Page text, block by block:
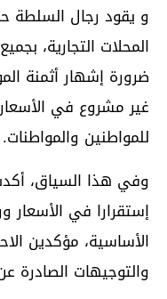
و يقود رجال
المحلات التجارية،
ضرورة إشهار أثمنة
غير مشروع في
للمواطنين والمواطنات.
وفي هذا السياق،
إستقرارا في الأسعار
الأساسية، مؤكدين
والتوجيهات الصادرة